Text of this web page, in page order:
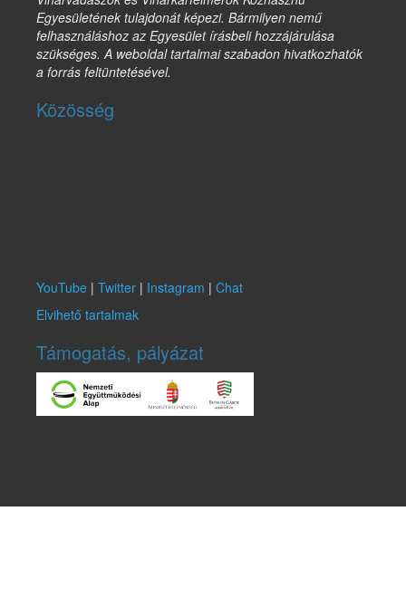
Egyesületének tulajdonát képezi. Bármilyen nemű
felhasználáshoz az Egyesület írásbeli hozzájárulása
szükséges. A weboldal tartalmai szabadon hivatkozhatók
a forrás feltüntetésével.
Közösség
YouTube | Twitter | Instagram | Chat
Elvihető tartalmak
Támogatás, pályázat